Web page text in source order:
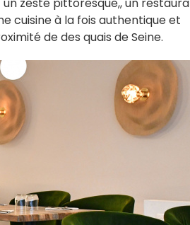
cuisine à la fois authentique et
de des quais de Seine.